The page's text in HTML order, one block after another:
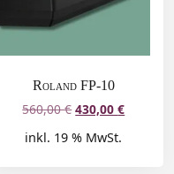
Roland FP-10
560,00€ 430,00€
inkl. 19 % MwSt.